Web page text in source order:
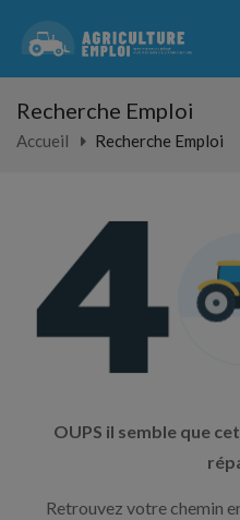
Recherche Emploi
Accueil Recherche Emploi
OUPS il semble que
Retrouvez votre chemin